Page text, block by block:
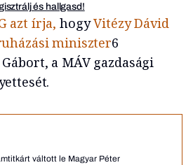
és hallgasd!
azt írja, hogyVitézy Dávid
miniszter6
a MÁV gazdasági
váltott le Magyar Péter